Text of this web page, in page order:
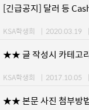
[긴급공지] 달러 등
KSA학생회 | 2020.03.19 |
★★ 글 작성시 카테고
KSA학생회 | 2017.10.05 |
★★ 본문 사진 첨부방